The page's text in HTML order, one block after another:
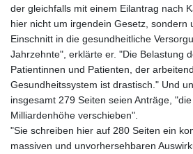
der gleichfalls mit einem Eilantrag nach
hier nicht um irgendein Gesetz, sondern
Einschnitt in die gesundheitliche
Jahrzehnte", erklärte er. "Die Belastung
Patientinnen und Patienten, der
Gesundheitssystem ist drastisch." Und
insgesamt 279 Seiten seien Anträge,
Milliardenhöhe verschieben".
"Sie schreiben hier auf 280 Seiten ein
massiven und unvorhersehbaren